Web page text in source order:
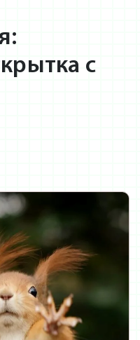
с